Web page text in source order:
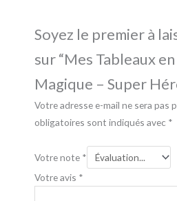
Soyez le premier à
sur “Mes Tableaux
Magique – Super
Votre adresse e-mail ne sera pas
obligatoires sont indiqués avec *
Votre note *
Votre avis *